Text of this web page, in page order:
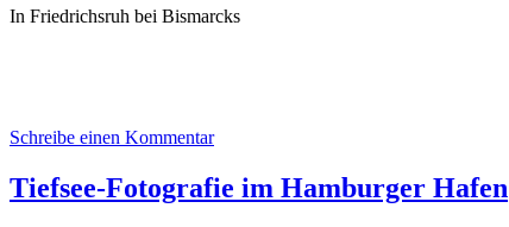
In Friedrichsruh bei Bismarcks
Schreibe einen Kommentar
Tiefsee-Fotografie im Hamburger Hafen